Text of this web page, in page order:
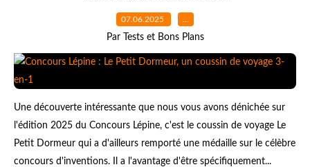
07.06.2025 …
Par Tests et Bons Plans
Une découverte intéressante que nous vous avons dénichée sur
l'édition 2025 du Concours Lépine, c'est le coussin de voyage Le
Petit Dormeur qui a d'ailleurs remporté une médaille sur le célèbre
concours d'inventions. Il a l'avantage d'être spécifiquement...